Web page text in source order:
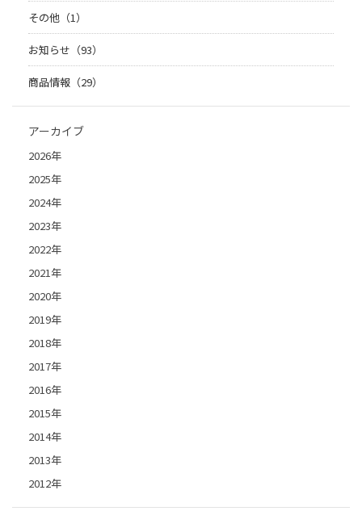
その他（1）
お知らせ（93）
商品情報（29）
アーカイブ
2026年
2025年
2024年
2023年
2022年
2021年
2020年
2019年
2018年
2017年
2016年
2015年
2014年
2013年
2012年